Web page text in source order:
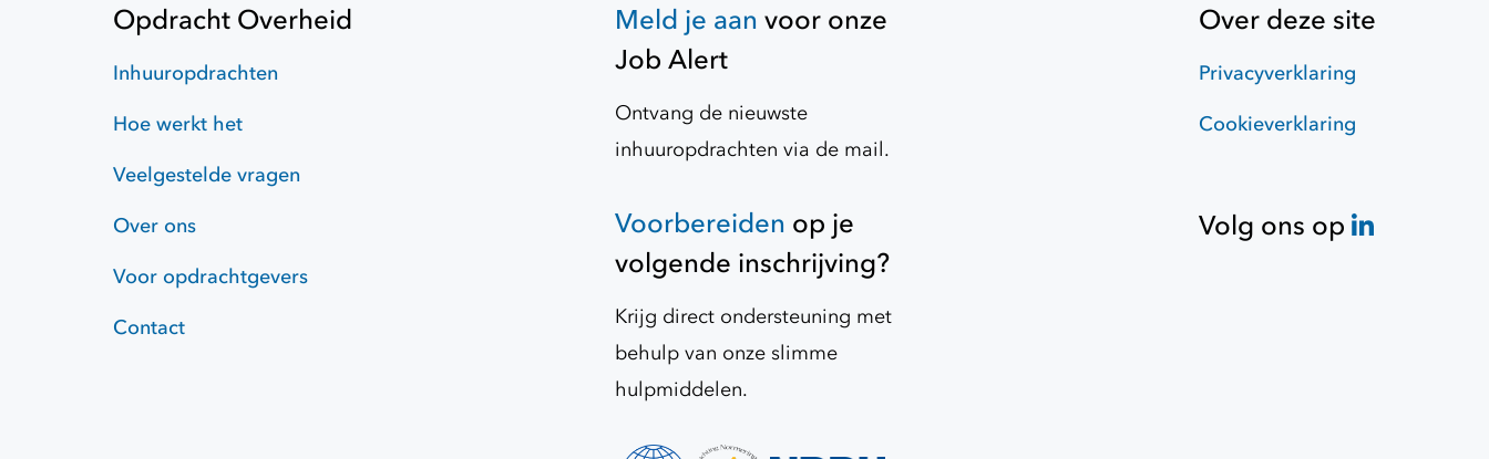
Opdracht Overheid
Inhuuropdrachten
Hoe werkt het
Veelgestelde vragen
Over ons
Voor opdrachtgevers
Contact
Meld je aan voor onze
Job Alert
Ontvang de nieuwste
inhuuropdrachten via de mail.
Voorbereiden op je
volgende inschrijving?
Krijg direct ondersteuning met
behulp van onze slimme
hulpmiddelen.
Over deze site
Privacyverklaring
Cookieverklaring
Volg ons op